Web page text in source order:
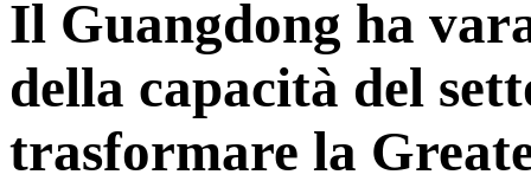
Il Guangdong ha
della capacità del
trasformare la